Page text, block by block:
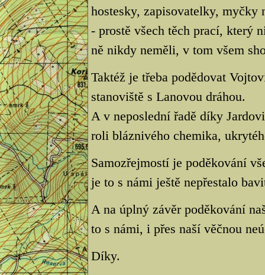
hostesky, zapisovatelky, myčky
- prostě všech těch prací, který
ně nikdy neměli, v tom všem
Taktéž je třeba podědovat
stanoviště s Lanovou dráhou.
A v neposlední řadě díky
roli bláznivého chemika,
Samozřejmostí je poděkování
je to s námi ještě nepřestalo
A na úplný závěr poděkování
to s námi, i přes naší věčnou
Díky.